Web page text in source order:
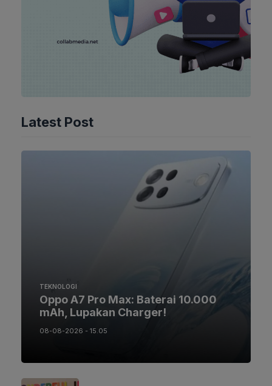
Latest Post
TEKNOLOGI
Oppo A7 Pro Max: Baterai 10.000
mAh, Lupakan Charger!
08-08-2026 - 15.05